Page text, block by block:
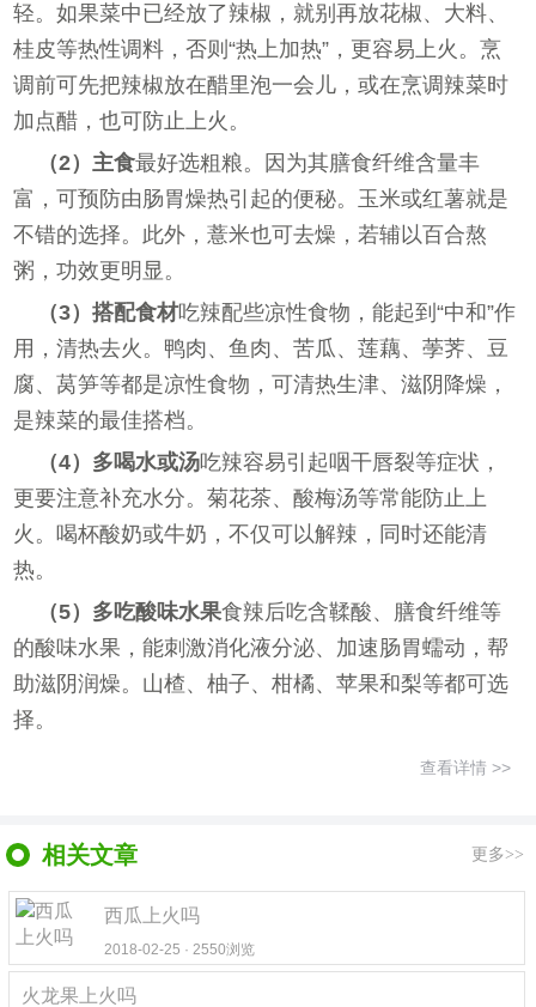
轻。如果菜中已经放了辣椒，就别再放花椒、大料、
桂皮等热性调料，否则“热上加热”，更容易上火。烹
调前可先把辣椒放在醋里泡一会儿，或在烹调辣菜时
加点醋，也可防止上火。
（2）主食最好选粗粮。因为其膳食纤维含量丰
富，可预防由肠胃燥热引起的便秘。玉米或红薯就是
不错的选择。此外，薏米也可去燥，若辅以百合熬
粥，功效更明显。
（3）搭配食材吃辣配些凉性食物，能起到“中和”作
用，清热去火。鸭肉、鱼肉、苦瓜、莲藕、荸荠、豆
腐、莴笋等都是凉性食物，可清热生津、滋阴降燥，
是辣菜的最佳搭档。
（4）多喝水或汤吃辣容易引起咽干唇裂等症状，
更要注意补充水分。菊花茶、酸梅汤等常能防止上
火。喝杯酸奶或牛奶，不仅可以解辣，同时还能清
热。
（5）多吃酸味水果食辣后吃含鞣酸、膳食纤维等
的酸味水果，能刺激消化液分泌、加速肠胃蠕动，帮
助滋阴润燥。山楂、柚子、柑橘、苹果和梨等都可选
择。
查看详情 >>
相关文章 更多>>
西瓜上火吗
2018-02-25 · 2550浏览
火龙果上火吗